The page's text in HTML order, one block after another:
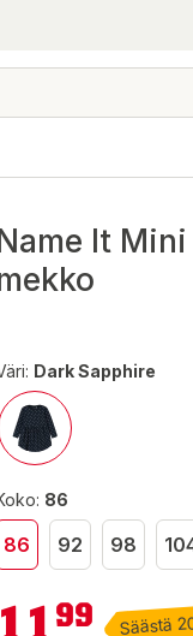
It
Dark Sapphire
86
86 92 98
€ 99 Säästä